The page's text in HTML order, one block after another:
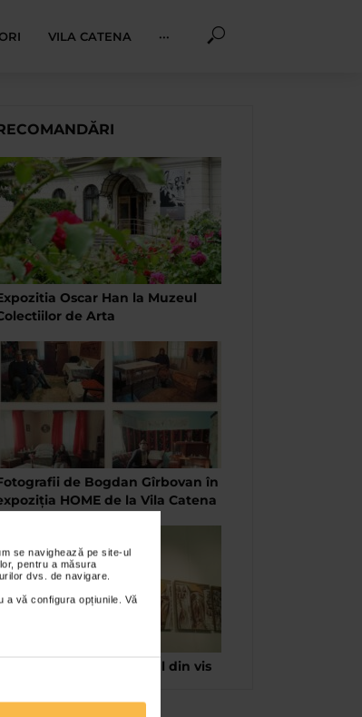
se navighează pe site-ul
pentru a măsura
dvs. de navigare.
a vă configura opțiunile. Vă
VILA CATENA ···
Oscar Han la Muzeul
de Arta
de Bogdan Gîrbovan în
HOME de la Vila Catena
Paula Vladescu – Castelul din vis